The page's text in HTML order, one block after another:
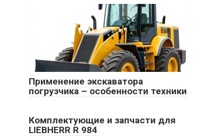
Применение экскаватора
погрузчика – особенности техники
Комплектующие и запчасти для
LIEBHERR R 984